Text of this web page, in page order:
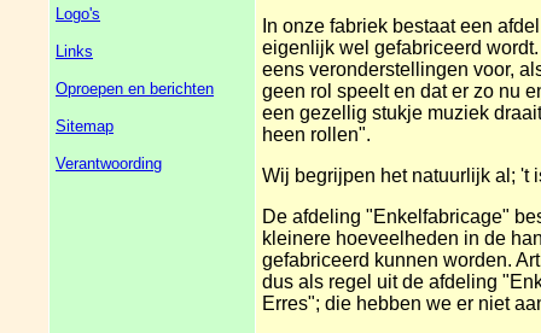
Logo's
Links
Oproepen en berichten
Sitemap
Verantwoording
In onze fabriek bestaat een
eigenlijk wel gefabriceerd
eens veronderstellingen voor,
geen rol speelt en dat er zo nu
een gezellig stukje muziek
heen rollen".
Wij begrijpen het natuurlijk al; 't
De afdeling "Enkelfabricage"
kleinere hoeveelheden in de
gefabriceerd kunnen worden.
dus als regel uit de afdeling
Erres"; die hebben we er niet